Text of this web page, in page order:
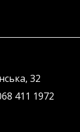
32
411 1972